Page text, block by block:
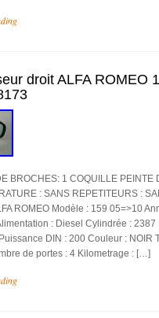
droit ALFA ROMEO
BROCHES: 1 COQUILLE PEINTE
: SANS REPETITEURS :
ROMEO Modèle : 159 05=>10
: Diesel Cylindrée : 2387
DIN : 200 Couleur : NOIR
de portes : 4 Kilometrage : […]